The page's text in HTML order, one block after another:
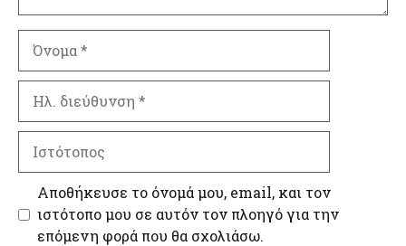
διεύθυνση
Αποθήκευσε το όνομά μου, email, και τον
ιστότοπο μου σε αυτόν τον πλοηγό για την
επόμενη φορά που θα σχολιάσω.